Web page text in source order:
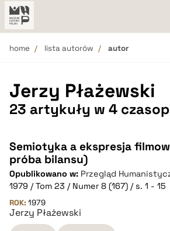
home lista autorów autor
Jerzy Płażewski
23 artykuły w 4
Semiotyka a ekspresja
próba bilansu)
Opublikowano w: Przegląd
1979 / Tom 23 / Numer 8 (167) / s. 1 - 15
ROK: 1979
Jerzy Płażewski